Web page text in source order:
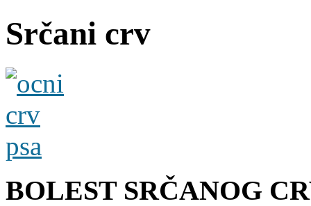
Srčani crv
BOLEST SRČANOG